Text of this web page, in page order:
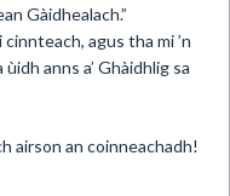
Gàidhealach.”
agus tha mi ’n
anns a’ Ghàidhlig sa
airson an coinneachadh!